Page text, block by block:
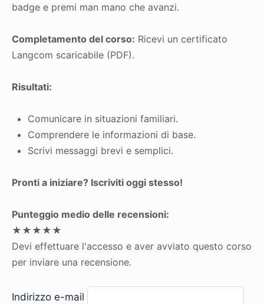
badge e premi man mano che avanzi.
Completamento del corso: Ricevi un certificato
Langcom scaricabile (PDF).
Risultati:
Comunicare in situazioni familiari.
Comprendere le informazioni di base.
Scrivi messaggi brevi e semplici.
Pronti a iniziare? Iscriviti oggi stesso!
Punteggio medio delle recensioni:
★★★★★
Devi effettuare l'accesso e aver avviato questo corso
per inviare una recensione.
Indirizzo e-mail